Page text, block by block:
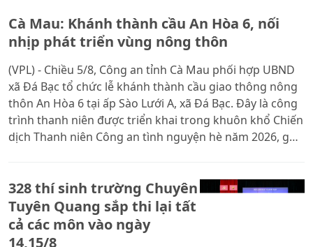
Cà Mau: Khánh thành cầu An Hòa 6, nối
nhịp phát triển vùng nông thôn
(VPL) - Chiều 5/8, Công an tỉnh Cà Mau phối hợp UBND
xã Đá Bạc tổ chức lễ khánh thành cầu giao thông nông
thôn An Hòa 6 tại ấp Sào Lưới A, xã Đá Bạc. Đây là công
trình thanh niên được triển khai trong khuôn khổ Chiến
dịch Thanh niên Công an tình nguyện hè năm 2026, góp
thúc đẩy phát triển kinh tế - xã hội địa phương.
328 thí sinh trường Chuyên
Tuyên Quang sắp thi lại tất
cả các môn vào ngày
14,15/8